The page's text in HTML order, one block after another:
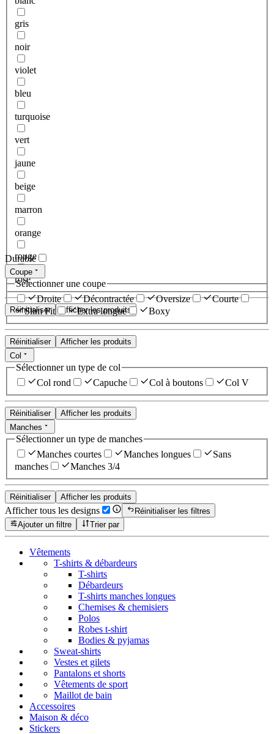
gris
noir
violet
bleu
turquoise
vert
jaune
beige
marron
orange
rouge
rose
Réinitialiser Afficher les produits
Durable
Coupe
Sélectionner une coupe
Droite
Décontractée Oversize
Courte
Slim Fit
Extra longue Boxy
Réinitialiser
Afficher les produits
Col
Sélectionner un type de col
Col rond
Capuche Col à boutons Col V
Réinitialiser
Afficher les produits
Manches
Sélectionner un type de manches
Manches courtes
Manches longues
Sans
manches
Manches 3/4
Réinitialiser Afficher les produits
Afficher tous les designs
Réinitialiser les filtres
Ajouter un filtre
Trier par
Vêtements
T-shirts & débardeurs
T-shirts
Débardeurs
T-shirts manches longues
Chemises & chemisiers
Polos
Robes t-shirt
Bodies & pyjamas
Sweat-shirts
Vestes et gilets
Pantalons et shorts
Vêtements de sport
Maillot de bain
Accessoires
Maison & déco
Stickers